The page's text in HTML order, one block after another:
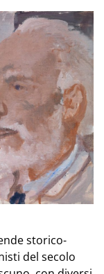
storico-
del secolo